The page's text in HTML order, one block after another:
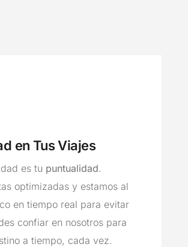
en Tus Viajes
es tu puntualidad.
optimizadas y estamos al
en tiempo real para evitar
confiar en nosotros para
a tiempo, cada vez.